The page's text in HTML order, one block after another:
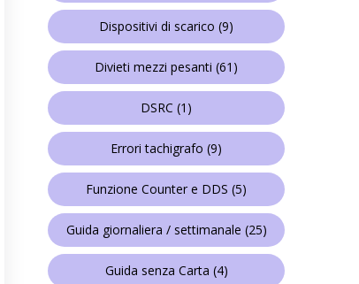
Dispositivi di scarico (9)
Divieti mezzi pesanti (61)
DSRC (1)
Errori tachigrafo (9)
Funzione Counter e DDS (5)
Guida giornaliera / settimanale (25)
Guida senza Carta (4)